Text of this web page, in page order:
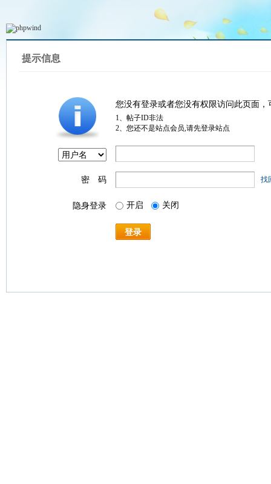
提示信息
您没有登录或者您没有权限访问此页面
1、帖子ID非法
2、您还不是站点会员,请先登录站点
密 码 找
隐身登录 开启 关闭
登录